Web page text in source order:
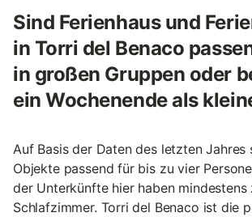
Sind Ferienhaus und
in Torri del Benaco
in großen Gruppen oder
ein Wochenende als
Auf Basis der Daten des letzten Jahres
Objekte passend für bis zu vier
der Unterkünfte hier haben
Schlafzimmer. Torri del Benaco ist die